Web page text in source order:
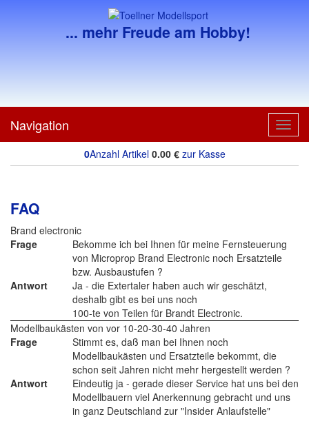
... mehr Freude am Hobby!
Navigation
0Anzahl Artikel 0.00€ zur Kasse
FAQ
Brand electronic
Frage
Bekomme ich bei Ihnen für meine Fernsteuerung
von Microprop Brand Electronic noch Ersatzteile
bzw. Ausbaustufen ?
Antwort
Ja - die Extertaler haben auch wir geschätzt,
deshalb gibt es bei uns noch
100-te von Teilen für Brandt Electronic.
Modellbaukästen von vor 10-20-30-40 Jahren
Frage
Stimmt es, daß man bei Ihnen noch
Modellbaukästen und Ersatzteile bekommt, die
schon seit Jahren nicht mehr hergestellt werden ?
Antwort
Eindeutig ja - gerade dieser Service hat uns bei den
Modellbauern viel Anerkennung gebracht und uns
in ganz Deutschland zur "Insider Anlaufstelle"